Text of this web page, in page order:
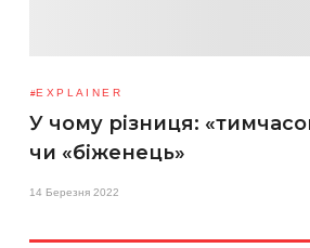
EXPLAINER
У чому різниця:
чи «біженець»
14 Березня 2022